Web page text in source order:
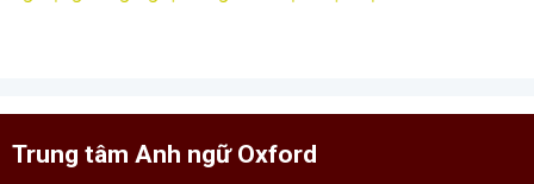
Trung tâm Anh ngữ Oxford